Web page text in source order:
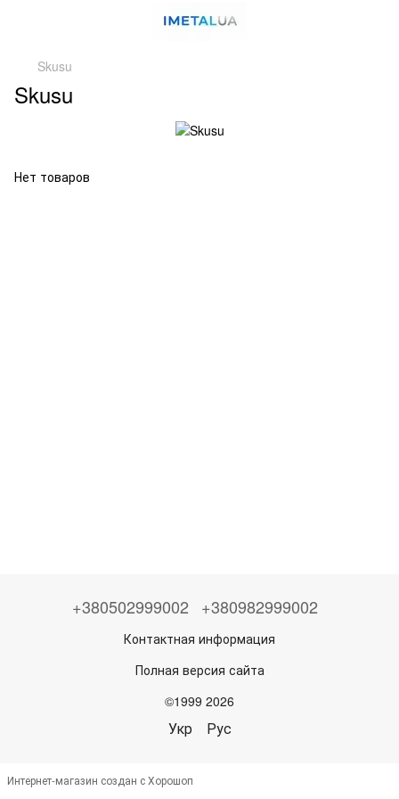
Skusu
Skusu
Нет товаров
+380502999002 +380982999002
Контактная информация
Полная версия сайта
©1999 2026
Укр Рус
Интернет-магазин создан с Хорошоп